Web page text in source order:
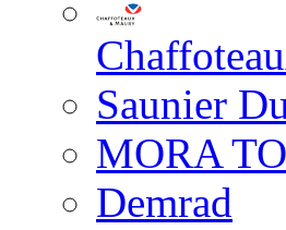
Saunier
MORA
Demrad